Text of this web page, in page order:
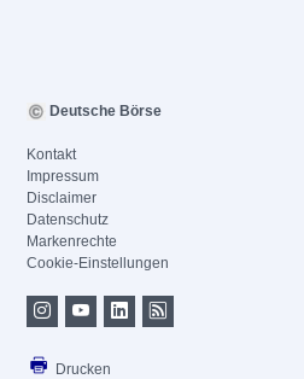
Deutsche Börse
Kontakt
Impressum
Disclaimer
Datenschutz
Markenrechte
Cookie-Einstellungen
Drucken